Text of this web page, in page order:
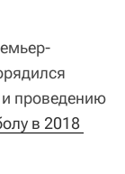
и проведению
в 2018